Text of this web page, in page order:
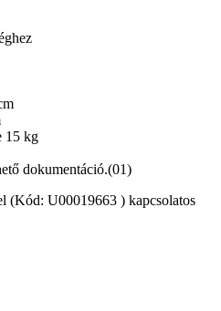
15 kg
dokumentáció.(01)
(Kód: U00019663 ) kapcsolatos